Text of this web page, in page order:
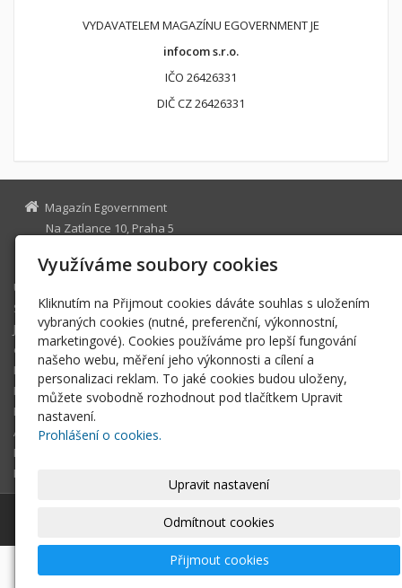
VYDAVATELEM MAGAZÍNU EGOVERNMENT JE
infocom s.r.o.
IČO 26426331
DIČ CZ 26426331
Magazín Egovernment
Na Zatlance 10, Praha 5
egovernment@egovernment.cz
Úvodní stránka
STUDIO
JIHLAVA
eOSOBNOST
ROK INFORMATIKY
MIKULOV
EGOVERNMENT THE BEST
ARCHIV MAGAZÍNU
DOTAZ
REGISTRACE ČTENÁŘE
Magazín Egovernment|Mapa webu
s AI,
Využíváme soubory cookies
Kliknutím na Přijmout cookies dáváte souhlas s uložením
vybraných cookies (nutné, preferenční, výkonnostní,
marketingové). Cookies používáme pro lepší fungování
našeho webu, měření jeho výkonnosti a cílení a
personalizaci reklam. To jaké cookies budou uloženy,
můžete svobodně rozhodnout pod tlačítkem Upravit
nastavení.
Prohlášení o cookies.
Upravit nastavení
Odmítnout cookies
Přijmout cookies